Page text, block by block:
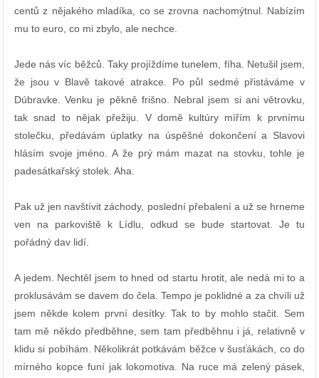
centů z nějakého mladíka, co se zrovna nachomýtnul. Nabízím
mu to euro, co mi zbylo, ale nechce.
Jede nás víc běžců. Taky projíždíme tunelem, fíha. Netušil jsem,
že jsou v Blavě takové atrakce. Po půl sedmé přistáváme v
Dúbravke. Venku je pěkně frišno. Nebral jsem si ani větrovku,
tak snad to nějak přežiju. V domě kultúry mířím k prvnímu
stolečku, předávám úplatky na úspěšné dokončení a Slavovi
hlásím svoje jméno. A že prý mám mazat na stovku, tohle je
padesátkařský stolek. Aha.
Pak už jen navštívit záchody, poslední přebalení a už se hrneme
ven na parkoviště k Lídlu, odkud se bude startovat. Je tu
pořádný dav lidí.
A jedem. Nechtěl jsem to hned od startu hrotit, ale nedá mi to a
proklusávám se davem do čela. Tempo je poklidné a za chvíli už
jsem někde kolem první desítky. Tak to by mohlo stačit. Sem
tam mě někdo předběhne, sem tam předběhnu i já, relativně v
klidu si pobíhám. Několikrát potkávám běžce v šusťákách, co do
mírného kopce funí jak lokomotiva. Na ruce má zelený pásek,